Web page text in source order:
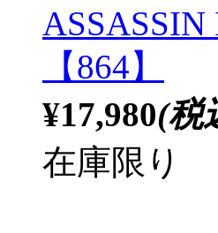
【864】
¥17,980(税
在庫限り